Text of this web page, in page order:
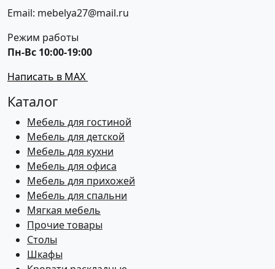
Email: mebelya27@mail.ru
Режим работы
Пн-Вс 10:00-19:00
Написать в MAX
Каталог
Мебель для гостиной
Мебель для детской
Мебель для кухни
Мебель для офиса
Мебель для прихожей
Мебель для спальни
Мягкая мебель
Прочие товары
Столы
Шкафы